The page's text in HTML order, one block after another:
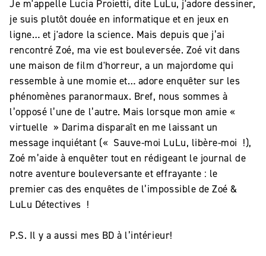
Je m'appelle Lucia Proietti, dite LuLu, j'adore dessiner,
je suis plutôt douée en informatique et en jeux en
ligne… et j'adore la science. Mais depuis que j’ai
rencontré Zoé, ma vie est bouleversée. Zoé vit dans
une maison de film d'horreur, a un majordome qui
ressemble à une momie et… adore enquêter sur les
phénomènes paranormaux. Bref, nous sommes à
l’opposé l’une de l’autre. Mais lorsque mon amie «
virtuelle » Darima disparaît en me laissant un
message inquiétant (« Sauve-moi LuLu, libère-moi !),
Zoé m’aide à enquêter tout en rédigeant le journal de
notre aventure bouleversante et effrayante : le
premier cas des enquêtes de l’impossible de Zoé &
LuLu Détectives !
P.S. Il y a aussi mes BD à l’intérieur!